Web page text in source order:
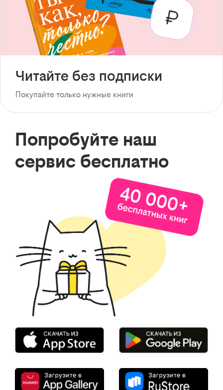
Читайте без подписки
Покупайте только нужные книги
Попробуйте наш
сервис бесплатно